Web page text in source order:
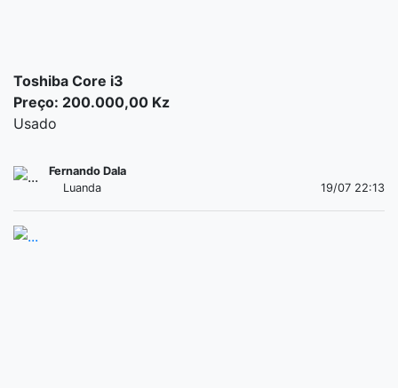
Toshiba Core i3
Preço: 200.000,00 Kz
Usado
Fernando Dala
Luanda
19/07 22:13